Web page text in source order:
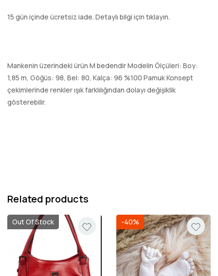
15 gün içinde ücretsiz iade. Detaylı bilgi için tıklayın.
Mankenin üzerindeki ürün M bedendir Modelin Ölçüleri: Boy:
1,85 m, Göğüs: 98, Bel: 80, Kalça: 96 %100 Pamuk Konsept
çekimlerinde renkler ışık farklılığından dolayı değişiklik
gösterebilir.
Related products
Out Of Stock -40%